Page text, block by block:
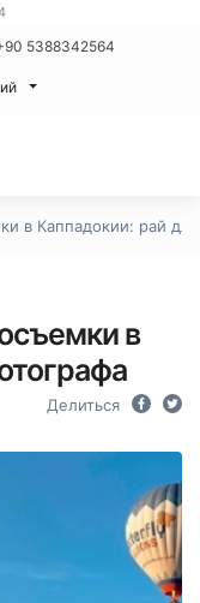
5388342564
в Каппадокии: рай
в
Делиться